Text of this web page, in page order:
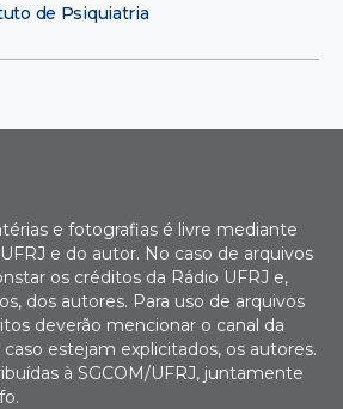
de Psiquiatria
e fotografias é livre mediante
e do autor. No caso de arquivos
os créditos da Rádio UFRJ e,
dos autores. Para uso de arquivos
deverão mencionar o canal da
caso estejam explicitados, os autores.
à SGCOM/UFRJ, juntamente